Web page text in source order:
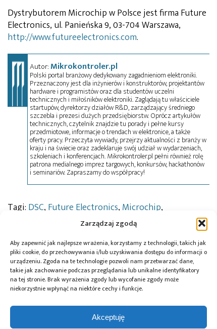
Zarządzaj zgodą
Aby zapewnić jak najlepsze wrażenia, korzystamy z technologii, takich jak
pliki cookie, do przechowywania i/lub uzyskiwania dostępu do informacji o
urządzeniu. Zgoda na te technologie pozwoli nam przetwarzać dane,
takie jak zachowanie podczas przeglądania lub unikalne identyfikatory
na tej stronie. Brak wyrażenia zgody lub wycofanie zgody może
niekorzystnie wpłynąć na niektóre cechy i funkcje.
Akceptuję
Dystrybutorem Microchip w Polsce jest firma Future
Electronics, ul. Panieńska 9, 03-704 Warszawa,
http://www.futureelectronics.com.
Autor:Mikrokontroler.pl
Polski portal branżowy dedykowany zagadnieniom elektroniki.
Przeznaczony jest dla inżynierów i konstruktorów, projektantów
hardware i programistów oraz dla studentów uczelni
technicznych i miłośników elektroniki. Zaglądają tu właściciele
startupów, dyrektorzy działów R&D, zarządzający średniego
szczebla i prezesi dużych przedsiębiorstw. Oprócz artykułów
technicznych, czytelnik znajdzie tu porady i pełne kursy
przedmiotowe, informacje o trendach w elektronice, a także
oferty pracy. Przeczyta wywiady, przejrzy aktualności z branży w
kraju i na świecie oraz zadeklaruje swój udział w wydarzeniach,
szkoleniach i konferencjach. Mikrokontroler.pl pełni również rolę
patrona medialnego imprez targowych, konkursów, hackathonów
i seminariów. Zapraszamy do współpracy!
Tagi: DSC, Future Electronics, Microchip,
news podzespoły
Przeczytaj również:
Global Electronics
Microchip i Micron